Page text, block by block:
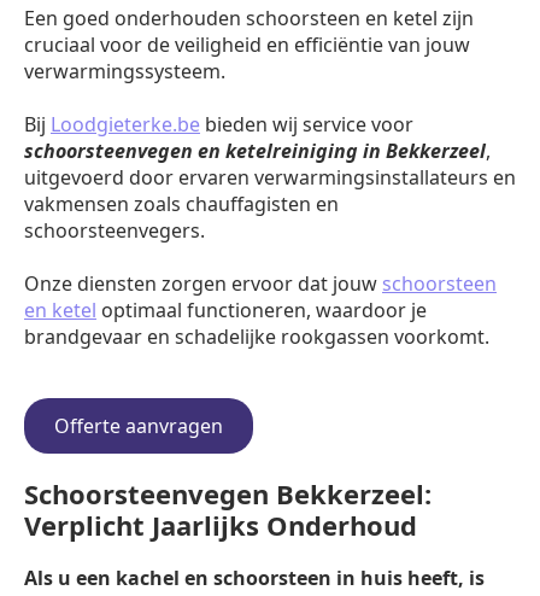
Een goed onderhouden schoorsteen en ketel zijn
cruciaal voor de veiligheid en efficiëntie van jouw
verwarmingssysteem.
Bij Loodgieterke.be bieden wij service voor
schoorsteenvegen en ketelreiniging in Bekkerzeel,
uitgevoerd door ervaren verwarmingsinstallateurs en
vakmensen zoals chauffagisten en
schoorsteenvegers.
Onze diensten zorgen ervoor dat jouw schoorsteen
en ketel optimaal functioneren, waardoor je
brandgevaar en schadelijke rookgassen voorkomt.
Offerte aanvragen
Schoorsteenvegen Bekkerzeel:
Verplicht Jaarlijks Onderhoud
Als u een kachel en schoorsteen in huis heeft, is